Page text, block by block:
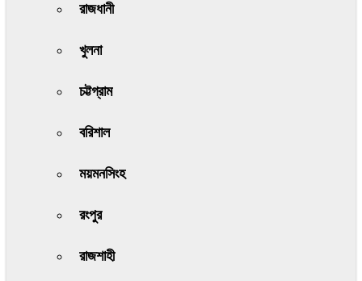
রাজধানী
খুলনা
চট্টগ্রাম
বরিশাল
ময়মনসিংহ
রংপুর
রাজশাহী